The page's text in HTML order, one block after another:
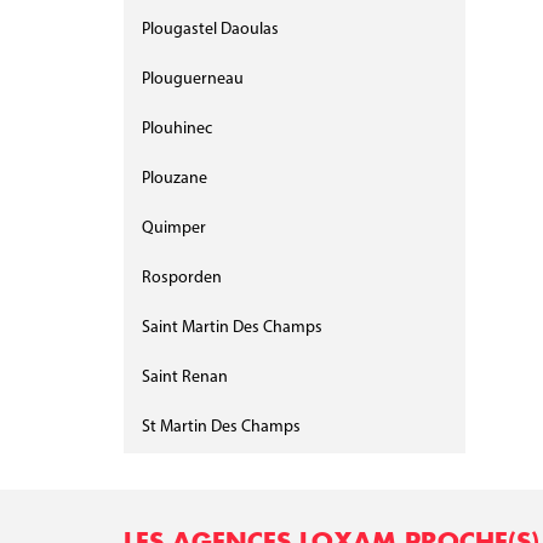
Plougastel Daoulas
Plouguerneau
Plouhinec
Plouzane
Quimper
Rosporden
Saint Martin Des Champs
Saint Renan
St Martin Des Champs